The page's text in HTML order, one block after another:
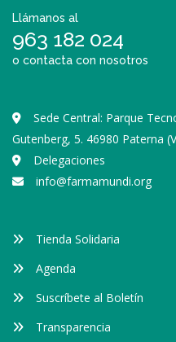
Llámanos al
963 182 024
o contacta con nosotros
Sede Central: Parque
Gutenberg, 5. 46980 Paterna
Delegaciones
info@farmamundi.org
Tienda Solidaria
Agenda
Suscríbete al Boletín
Transparencia